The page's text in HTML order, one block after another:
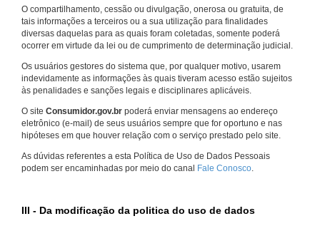
O compartilhamento, cessão ou divulgação, onerosa ou gratuita, de
tais informações a terceiros ou a sua utilização para finalidades
diversas daquelas para as quais foram coletadas, somente poderá
ocorrer em virtude da lei ou de cumprimento de determinação judicial.
Os usuários gestores do sistema que, por qualquer motivo, usarem
indevidamente as informações às quais tiveram acesso estão sujeitos
às penalidades e sanções legais e disciplinares aplicáveis.
O site Consumidor.gov.br poderá enviar mensagens ao endereço
eletrônico (e-mail) de seus usuários sempre que for oportuno e nas
hipóteses em que houver relação com o serviço prestado pelo site.
As dúvidas referentes a esta Política de Uso de Dados Pessoais
podem ser encaminhadas por meio do canal Fale Conosco.
III - Da modificação da politica do uso de dados